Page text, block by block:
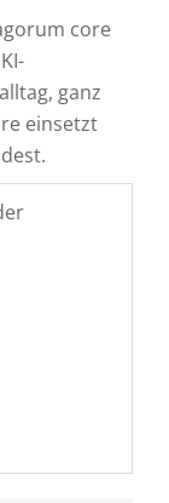
core
ganz
einsetzt